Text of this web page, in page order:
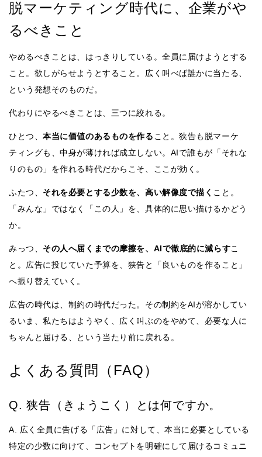
脱マーケティング時代に、企業がや
るべきこと
やめるべきことは、はっきりしている。全員に届けようとする
こと。欲しがらせようとすること。広く叫べば誰かに当たる、
という発想そのものだ。
代わりにやるべきことは、三つに絞れる。
ひとつ、本当に価値のあるものを作る こと。狭告も脱マーケ
ティングも、中身が薄ければ成立しない。AIで誰もが「それな
りのもの」を作れる時代だからこそ、ここが効く。
ふたつ、 それを必要とする少数を、高い解像度で描く こと。
「みんな」ではなく「この人」を、具体的に思い描けるかどう
か。
みっつ、 その人へ届くまでの摩擦を、AIで徹底的に減らすこ
と。広告に投じていた予算を、狭告と「良いものを作ること」
へ振り替えていく。
広告の時代は、制約の時代だった。その制約をAIが溶かしてい
るいま、私たちはようやく、広く叫ぶのをやめて、必要な人に
ちゃんと届ける、という当たり前に戻れる。
よくある質問（FAQ）
Q. 狭告（きょうこく）とは何ですか。
A. 広く全員に告げる「広告」に対して、本当に必要としている
特定の少数に向けて、コンセプトを明確にして届けるコミュニ